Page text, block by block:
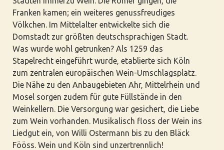
Franken kamen; ein weiteres genussfreudiges
Völkchen. Im Mittelalter entwickelte sich die
Domstadt zur größten deutschsprachigen Stadt.
Was wurde wohl getrunken? Als 1259 das
Stapelrecht eingeführt wurde, etablierte sich Köln
zum zentralen europäischen Wein-Umschlagsplatz.
Die Nähe zu den Anbaugebieten Ahr, Mittelrhein und
Mosel sorgen zudem für gute Füllstände in den
Weinkellern. Die Versorgung war gesichert, die Liebe
zum Wein vorhanden. Musikalisch floss der Wein ins
Liedgut ein, von Willi Ostermann bis zu den Bläck
Fööss. Wein und Köln sind unzertrennlich!